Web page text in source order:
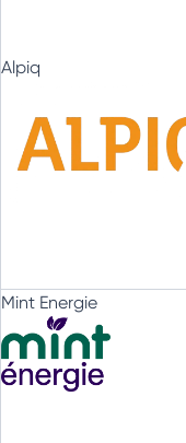
Alpiq
Mint Energie